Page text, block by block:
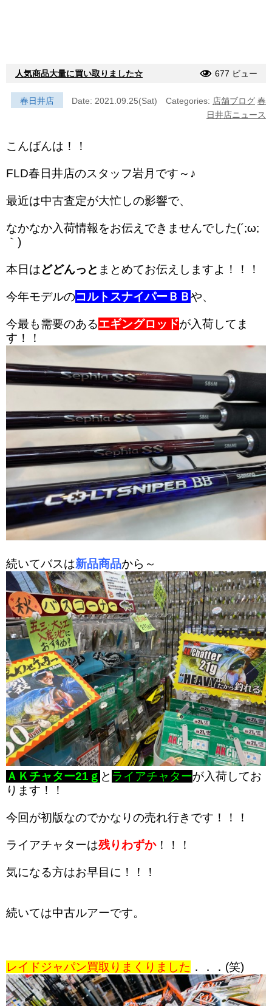
人気商品大量に買い取りました☆ 677 ビュー
春日井店 Date: 2021.09.25(Sat) Categories: 店舗ブログ 春
日井店ニュース
こんばんは！！
FLD春日井店のスタッフ岩月です～♪
最近は中古査定が大忙しの影響で、
なかなか入荷情報をお伝えできませんでした(´;ω;
｀)
本日はどどんっと まとめてお伝えしますよ！！！
今年モデルのコルトスナイパーＢＢや、
今最も需要のあるエギングロッドが入荷してま
す！！
続いてバスは新品商品から～
ＡＫチャター21ｇ と ライアチャターが入荷してお
ります！！
今回が初版なのでかなりの売れ行きです！！！
ライアチャターは残りわずか！！！
気になる方はお早目に！！！
続いては中古ルアーです。
レイドジャパン買取りまくりました ．．．(笑)